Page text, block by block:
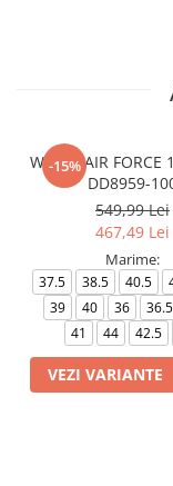
-15%
WMNS AIR FORCE
DD8959-
549,99 Lei
467,49 Lei
Marime:
37.5 38.5 40.5
39
40 36 36.5
41
44 42.5
VEZI VARIANTE